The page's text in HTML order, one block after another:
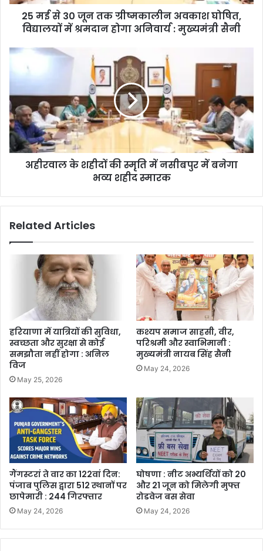
25 मई से 30 जून तक ग्रीष्मकालीन अवकाश घोषित,
विद्यालयों में श्रमदान होगा अनिवार्य : मुख्यमंत्री सैनी
अहीरवाल के शहीदों की स्मृति में नसीबपुर में बनेगा
भव्य शहीद स्मारक
Related Articles
हरियाणा में यात्रियों की सुविधा,
स्वच्छता और सुरक्षा से कोई
समझौता नहीं होगा : अनिल
विज
May 25, 2026
कश्यप समाज साहसी, वीर,
परिश्रमी और स्वाभिमानी :
मुख्यमंत्री नायब सिंह सैनी
May 24, 2026
गैंगस्टरां ते वार का 122वां दिन:
पंजाब पुलिस द्वारा 512 स्थानों पर
छापेमारी : 244 गिरफ्तार
May 24, 2026
घोषणा : नीट अभ्यर्थियों को 20
और 21 जून को मिलेगी मुफ्त
रोडवेज बस सेवा
May 24, 2026